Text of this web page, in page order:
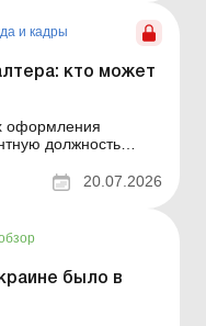
и кадры
кто может
оформления
должность
на
бухгалтера,
20.07.2026
было в